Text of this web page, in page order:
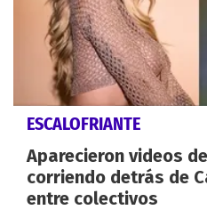
ESCALOFRIANTE
Aparecieron videos
corriendo detrás de
entre colectivos